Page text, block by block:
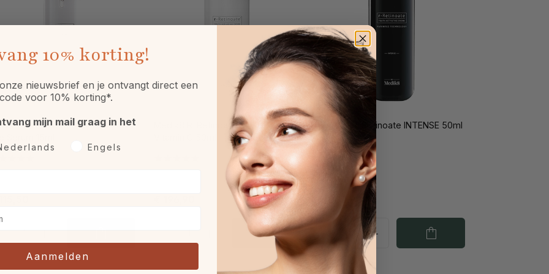
R-Retinoate Day & Night
Medik8 R-Retinoate Day & Night
Medik8 R-Retinoate INTENSE 50ml
10% korting!
nieuwsbrief en je ontvangt direct een
code voor 10% korting*.
mijn mail graag in het
Engels
Aanmelden